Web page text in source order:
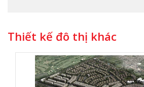
Thiết kế đô thị khác